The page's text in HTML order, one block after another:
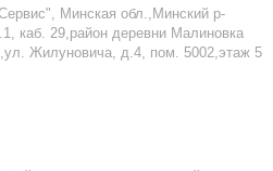
Минская обл.,Минский р-
каб. 29,район деревни Малиновка
Жилуновича, д.4, пом. 5002,этаж 5